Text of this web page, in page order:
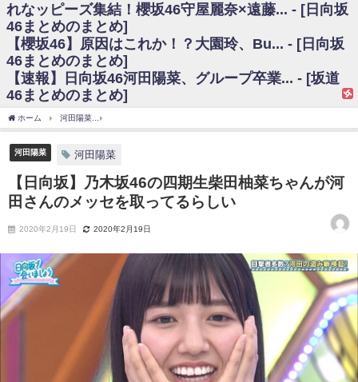
乃木坂46アンテナ / 【櫻坂46】ミーグリで喧嘩！？山下瞳月、これはマジ
ギレしてる
乃木坂あんてな ～乃木坂46・欅坂46・日向坂46のニュース・情報・話題
をピックアップ / れなッピーズ集結！櫻坂46守屋麗奈×遠藤理子、8/6「ラヴィ
ット！」水曜スタジオ出演決定
日向坂46まとめのまとめ / 【日向坂46】富田鈴花、次の事務所が決まって
そう！？
日向坂46まとめのまとめ / 【日向坂46】富田鈴花、次の事務所が決まって
そう！？
ハ！』ミーグリ日程がこちら
をピックアップ / 日向坂46卒業後初共演！佐々木久美さん、師匠オードリー若
林さんと再会した結果･･･【激レアさんを連れてきた。】
欅坂46/日向坂46まとめのまとめ / 『anan』の表紙の櫻坂46さん、多様性
の時代だと話題に
日向坂46まとめのまとめ / 【朗報】増田三莉音さんの生足
wwwwwwwwwwww
日向坂46まとめのまとめ / 筒井あやめ、アレをチラリ。こういう偶然の方
が官能的だよな？
日向坂46まとめのまとめ / 【日向坂46】富田鈴花1st写真集の先行カット、
日向坂46まとめのまとめ / 【日向坂46】五期生着ぐるみ生写真も！ 富田鈴
花考案グッズ＆生写真5種が公開される
日向坂46まとめのまとめ / これから彼氏と行為する直前の賀喜遥香、やば
れなッピーズ集結！櫻坂46守屋麗奈×遠藤... - [日向坂
46まとめのまとめ]
【櫻坂46】原因はこれか！？大園玲、Bu... - [日向坂
46まとめのまとめ]
【速報】日向坂46河田陽菜、グループ卒業... - [坂道
46まとめのまとめ]
ホーム 河田陽菜
河田陽菜 河田陽菜
【日向坂】乃木坂46の四期生柴田柚菜ちゃんが河
田さんのメッセを取ってるらしい
2020年2月19日 2020年2月19日